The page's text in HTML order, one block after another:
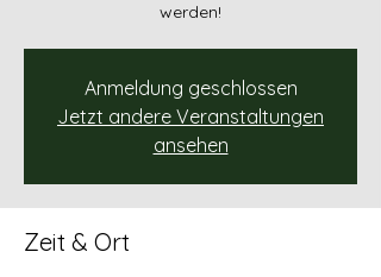
werden!
Anmeldung geschlossen
Jetzt andere Veranstaltungen
ansehen
Zeit & Ort